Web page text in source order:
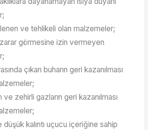
ve tehlikeli olan malzemeler;
görmesine izin vermeyen
çıkan buharın geri kazanılması
zehirli gazların geri kazanılması
kalıntı uçucu içeriğine sahip